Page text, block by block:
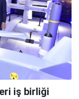
iş birliği